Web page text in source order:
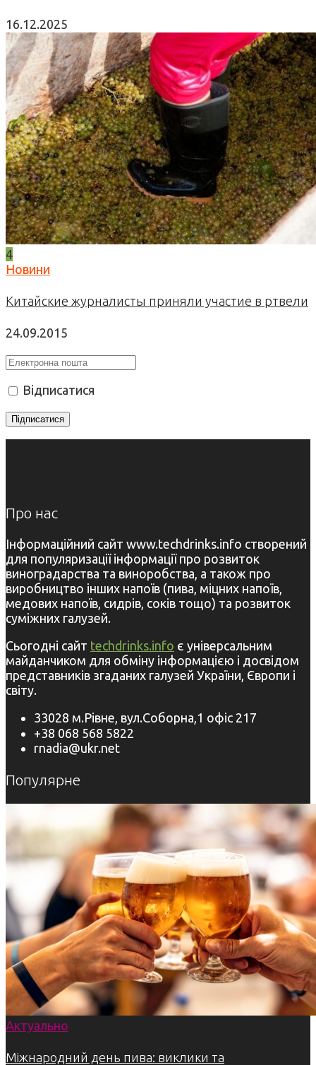
16.12.2025
4
Новини
Китайские журналисты приняли участие в ртвели
24.09.2015
Відписатися
Про нас
Інформаційний сайт www.techdrinks.info створений
для популяризації інформації про розвиток
виноградарства та виноробства, а також про
виробництво інших напоїв (пива, міцних напоїв,
медових напоїв, сидрів, соків тощо) та розвиток
суміжних галузей.
Сьогодні сайт techdrinks.info є універсальним
майданчиком для обміну інформацією і досвідом
представників згаданих галузей України, Європи і
світу.
33028 м.Рівне, вул.Соборна,1 офіс 217
+38 068 568 5822
rnadia@ukr.net
Популярне
Актуально
Міжнародний день пива: виклики та